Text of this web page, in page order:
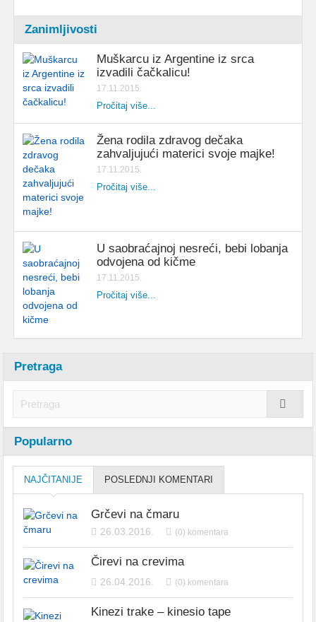
Zanimljivosti
Muškarcu iz Argentine iz srca
izvadili čačkalicu!
17.11.2015.
Pročitaj više...
Žena rodila zdravog dečaka
zahvaljujući materici svoje majke!
17.11.2015.
Pročitaj više...
U saobraćajnoj nesreći, bebi lobanja
odvojena od kičme
17.11.2015.
Pročitaj više...
Pretraga
Popularno
NAJČITANIJE POSLEDNJI KOMENTARI
Grčevi na čmaru
26.03.2016. (0) komentara
Čirevi na crevima
26.04.2016. (0) komentara
Kinezi trake – kinesio tape